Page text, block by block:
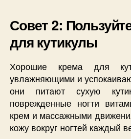
Совет 2:
для кутикулы
Хорошие крема для
увлажняющими и
они питают сухую
поврежденные ногти
крем и массажными
кожу вокруг ногтей каждый